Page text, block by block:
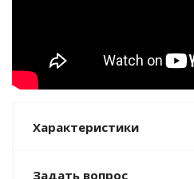
Характеристики
Задать вопрос